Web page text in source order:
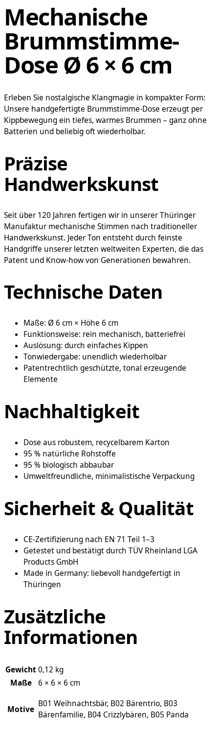
Mechanische
Brummstimme-
Dose Ø 6 × 6 cm
Erleben Sie nostalgische Klangmagie in kompakter Form:
Unsere handgefertigte Brummstimme-Dose erzeugt per
Kippbewegung ein tiefes, warmes Brummen – ganz ohne
Batterien und beliebig oft wiederholbar.
Präzise
Handwerkskunst
Seit über 120 Jahren fertigen wir in unserer Thüringer
Manufaktur mechanische Stimmen nach traditioneller
Handwerkskunst. Jeder Ton entsteht durch feinste
Handgriffe unserer letzten weltweiten Experten, die das
Patent und Know-how von Generationen bewahren.
Technische Daten
Maße: Ø 6 cm × Höhe 6 cm
Funktionsweise: rein mechanisch, batteriefrei
Auslösung: durch einfaches Kippen
Tonwiedergabe: unendlich wiederholbar
Patentrechtlich geschützte, tonal erzeugende
Elemente
Nachhaltigkeit
Dose aus robustem, recycelbarem Karton
95 % natürliche Rohstoffe
95 % biologisch abbaubar
Umweltfreundliche, minimalistische Verpackung
Sicherheit & Qualität
CE-Zertifizierung nach EN 71 Teil 1–3
Getestet und bestätigt durch TÜV Rheinland LGA
Products GmbH
Made in Germany: liebevoll handgefertigt in
Thüringen
Zusätzliche
Informationen
Gewicht0,12 kg
Maße
6 × 6 × 6 cm
Motive
B01 Weihnachtsbär, B02 Bärentrio, B03
Bärenfamilie, B04 Crizzlybären, B05 Panda